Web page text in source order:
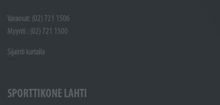
Varaosat: (02) 721 1506
Myynti : (02) 721 1500
Sijainti kartalla
SPORTTIKONE LAHTI